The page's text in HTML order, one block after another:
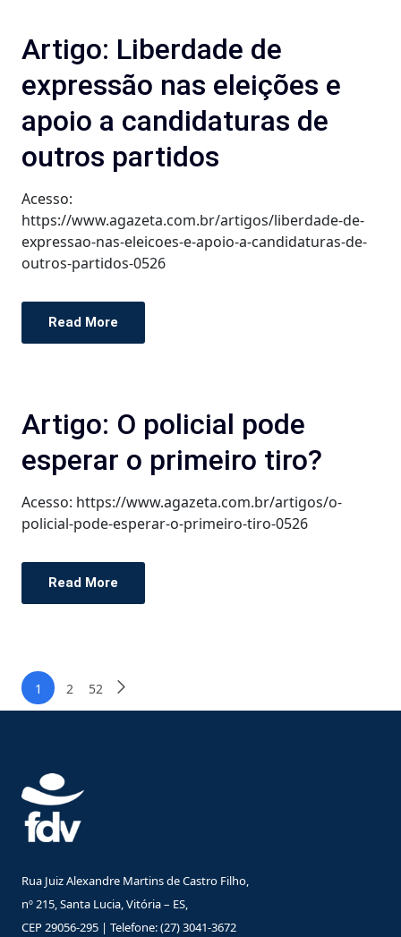
Artigo: Liberdade de
expressão nas eleições e
apoio a candidaturas de
outros partidos
Acesso:
https://www.agazeta.com.br/artigos/liberdade-de-
expressao-nas-eleicoes-e-apoio-a-candidaturas-de-
outros-partidos-0526
Read More
Artigo: O policial pode
esperar o primeiro tiro?
Acesso: https://www.agazeta.com.br/artigos/o-
policial-pode-esperar-o-primeiro-tiro-0526
Read More
1 2 52
Rua Juiz Alexandre Martins de Castro Filho,
nº 215, Santa Lucia, Vitória – ES,
CEP 29056-295 | Telefone: (27) 3041-3672